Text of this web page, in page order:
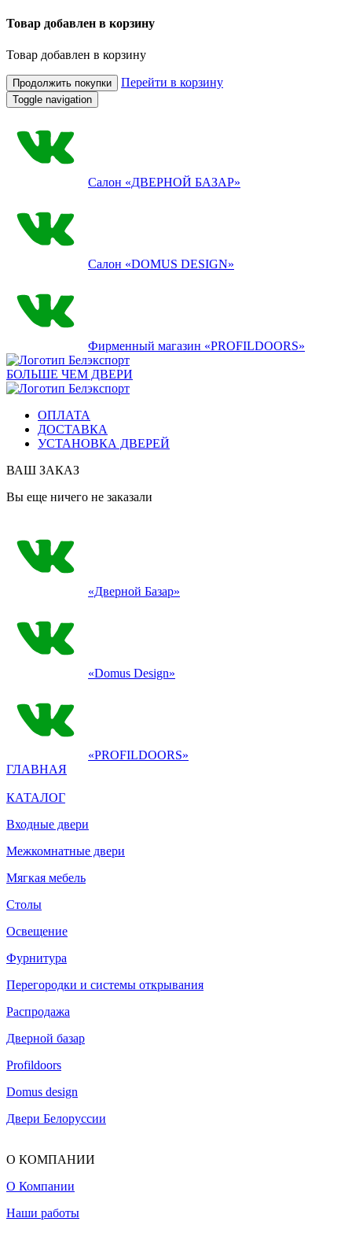
Товар добавлен в корзину
Товар добавлен в корзину
Продолжить покупки Перейти в корзину
Toggle navigation
Салон «ДВЕРНОЙ БАЗАР»
Салон «DOMUS DESIGN»
Фирменный магазин «PROFILDOORS»
БОЛЬШЕ ЧЕМ ДВЕРИ
ОПЛАТА
ДОСТАВКА
УСТАНОВКА ДВЕРЕЙ
ВАШ ЗАКАЗ
Вы еще ничего не заказали
«Дверной Базар»
«Domus Design»
«PROFILDOORS»
ГЛАВНАЯ
КАТАЛОГ
Входные двери
Межкомнатные двери
Мягкая мебель
Столы
Освещение
Фурнитура
Перегородки и системы открывания
Распродажа
Дверной базар
Profildoors
Domus design
Двери Белоруссии
О КОМПАНИИ
О Компании
Наши работы